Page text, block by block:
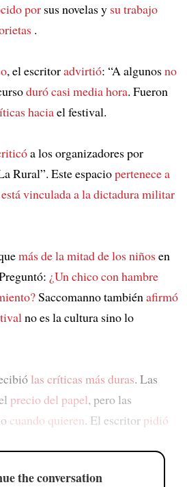
porsus novelas y su trabajo
.
, el escritoradvirtió: “A algunosno
duró casi media hora. Fueron
haciael festival.
a los organizadores por
Rural”. Este espaciopertenece a
vinculada a la dictadura militar
más de la mitad de los niñosen
¿Un chico con hambre
Saccomanno tambiénafirmó
no es la cultura sino lo
las críticas más duras. Las
precio del papel, pero las
cuando quieren. El escritor pidió
the conversation